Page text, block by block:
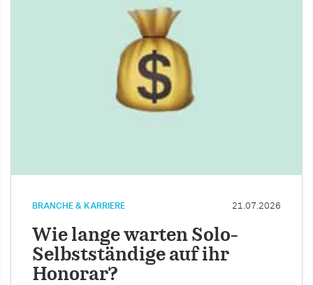
BRANCHE & KARRIERE 21.07.2026
Wie lange warten Solo-
Selbstständige auf ihr
Honorar?